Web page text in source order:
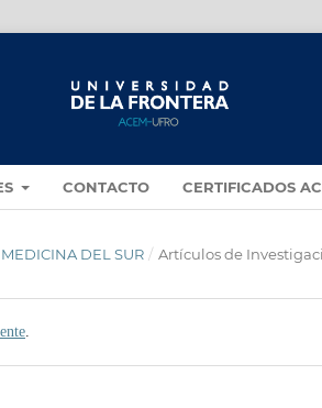
CONTACTO CERTIFICADOS
DEL SUR / Artículos de